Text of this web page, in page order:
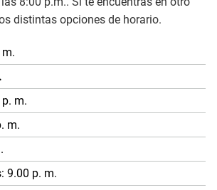
distintas opciones de horario.
m.
m.
9.00 p. m.